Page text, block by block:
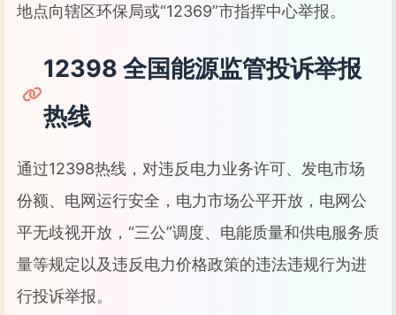
地点向辖区环保局或“12369”市指挥中心举报。
12398 全国能源监管投诉举报
热线
通过12398热线，对违反电力业务许可、发电市场
份额、电网运行安全，电力市场公平开放，电网公
平无歧视开放，“三公”调度、电能质量和供电服务质
量等规定以及违反电力价格政策的违法违规行为进
行投诉举报。